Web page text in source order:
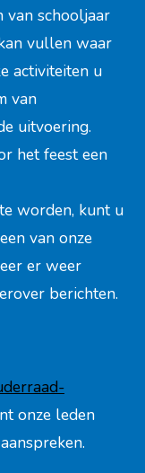
van schooljaar
vullen waar
activiteiten u
van
uitvoering.
het feest een
worden, kunt u
van onze
er weer
berichten.
onze leden